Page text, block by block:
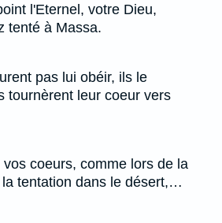
l'Eternel, votre Dieu,
tenté à Massa.
pas lui obéir, ils le
tournèrent leur coeur vers
coeurs, comme lors de la
tentation dans le désert,…